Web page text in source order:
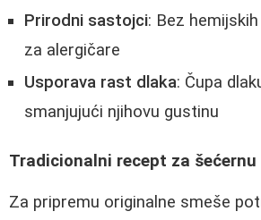
Prirodni sastojci: Bez
za alergičare
Usporava rast dlaka: Čupa
smanjujući njihovu gustinu
Tradicionalni recept za
Za pripremu originalne smeše